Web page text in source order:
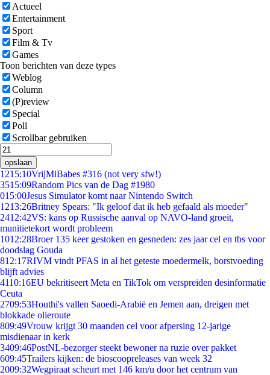
Actueel
Entertainment
Sport
Film & Tv
Games
Toon berichten van deze types
Weblog
Column
(P)review
Special
Poll
Scrollbar gebruiken
opslaan
1215:10VrijMiBabes #316 (not very sfw!)
3515:09Random Pics van de Dag #1980
015:00Jesus Simulator komt naar Nintendo Switch
1213:26Britney Spears: "Ik geloof dat ik heb gefaald als moeder"
2412:42VS: kans op Russische aanval op NAVO-land groeit,
munitietekort wordt probleem
1012:28Broer 135 keer gestoken en gesneden: zes jaar cel en tbs voor
doodslag Gouda
812:17RIVM vindt PFAS in al het geteste moedermelk, borstvoeding
blijft advies
4110:16EU bekritiseert Meta en TikTok om verspreiden desinformatie
Ceuta
2709:53Houthi's vallen Saoedi-Arabië en Jemen aan, dreigen met
blokkade olieroute
809:49Vrouw krijgt 30 maanden cel voor afpersing 12-jarige
misdienaar in kerk
3409:46PostNL-bezorger steekt bewoner na ruzie over pakket
609:45Trailers kijken: de bioscoopreleases van week 32
2009:32Wegpiraat scheurt met 146 km/u door het centrum van